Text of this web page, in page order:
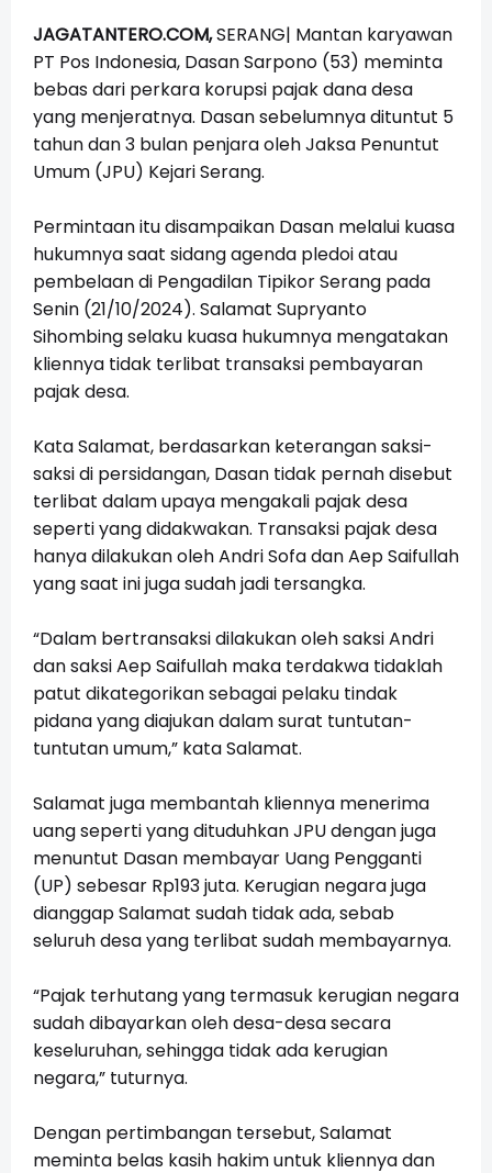
JAGATANTERO.COM,SERANG| Mantan karyawan
PT Pos Indonesia, Dasan Sarpono (53) meminta
bebas dari perkara korupsi pajak dana desa
yang menjeratnya. Dasan sebelumnya dituntut 5
tahun dan 3 bulan penjara oleh Jaksa Penuntut
Umum (JPU) Kejari Serang.
Permintaan itu disampaikan Dasan melalui kuasa
hukumnya saat sidang agenda pledoi atau
pembelaan di Pengadilan Tipikor Serang pada
Senin (21/10/2024). Salamat Supryanto
Sihombing selaku kuasa hukumnya mengatakan
kliennya tidak terlibat transaksi pembayaran
pajak desa.
Kata Salamat, berdasarkan keterangan saksi-
saksi di persidangan, Dasan tidak pernah disebut
terlibat dalam upaya mengakali pajak desa
seperti yang didakwakan. Transaksi pajak desa
hanya dilakukan oleh Andri Sofa dan Aep Saifullah
yang saat ini juga sudah jadi tersangka.
“Dalam bertransaksi dilakukan oleh saksi Andri
dan saksi Aep Saifullah maka terdakwa tidaklah
patut dikategorikan sebagai pelaku tindak
pidana yang diajukan dalam surat tuntutan-
tuntutan umum,” kata Salamat.
Salamat juga membantah kliennya menerima
uang seperti yang dituduhkan JPU dengan juga
menuntut Dasan membayar Uang Pengganti
(UP) sebesar Rp193 juta. Kerugian negara juga
dianggap Salamat sudah tidak ada, sebab
seluruh desa yang terlibat sudah membayarnya.
“Pajak terhutang yang termasuk kerugian negara
sudah dibayarkan oleh desa-desa secara
keseluruhan, sehingga tidak ada kerugian
negara,” tuturnya.
Dengan pertimbangan tersebut, Salamat
meminta belas kasih hakim untuk kliennya dan